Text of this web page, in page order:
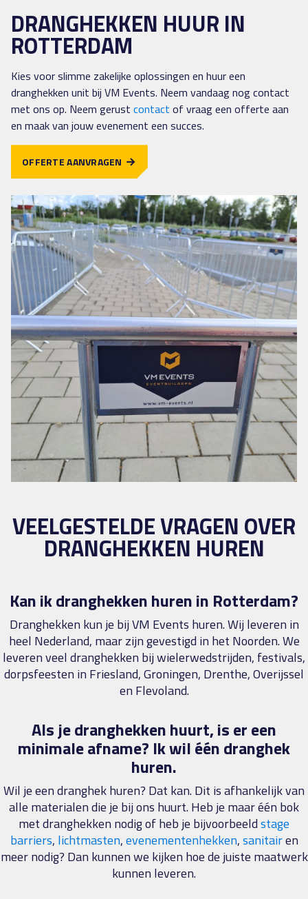
DRANGHEKKEN HUUR IN
ROTTERDAM
Kies voor slimme zakelijke oplossingen en huur een
dranghekken unit bij VM Events. Neem vandaag nog contact
met ons op. Neem gerust contact of vraag een offerte aan
en maak van jouw evenement een succes.
OFFERTE AANVRAGEN
VEELGESTELDE VRAGEN OVER
DRANGHEKKEN HUREN
Kan ik dranghekken huren in Rotterdam?
Dranghekken kun je bij VM Events huren. Wij leveren in
heel Nederland, maar zijn gevestigd in het Noorden. We
leveren veel dranghekken bij wielerwedstrijden, festivals,
dorpsfeesten in Friesland, Groningen, Drenthe, Overijssel
en Flevoland.
Als je dranghekken huurt, is er een
minimale afname? Ik wil één dranghek
huren.
Wil je een dranghek huren? Dat kan. Dit is afhankelijk van
alle materialen die je bij ons huurt. Heb je maar één bok
met dranghekken nodig of heb je bijvoorbeeldstage
barriers, lichtmasten,evenementenhekken,sanitairen
meer nodig? Dan kunnen we kijken hoe de juiste maatwerk
kunnen leveren.